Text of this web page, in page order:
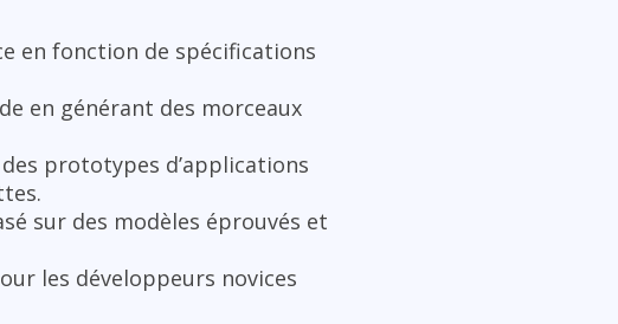
en fonction de spécifications
en générant des morceaux
prototypes d’applications
sur des modèles éprouvés et
les développeurs novices